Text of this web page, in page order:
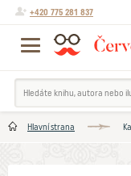
+420 775 281 837
Hlavní strana